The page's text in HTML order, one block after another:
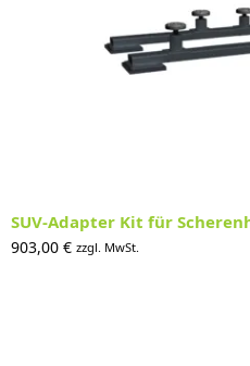
SUV-Adapter Kit für
903,00 € zzgl. MwSt.